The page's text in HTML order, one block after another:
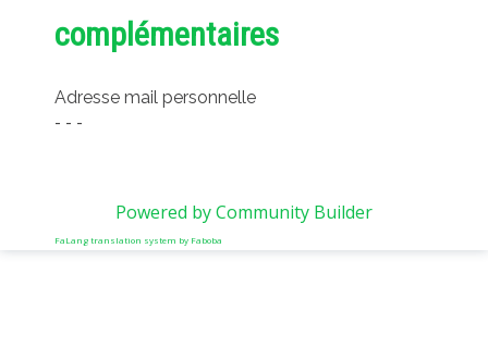
complémentaires
Adresse mail personnelle
- - -
Powered by Community Builder
FaLang translation system by Faboba